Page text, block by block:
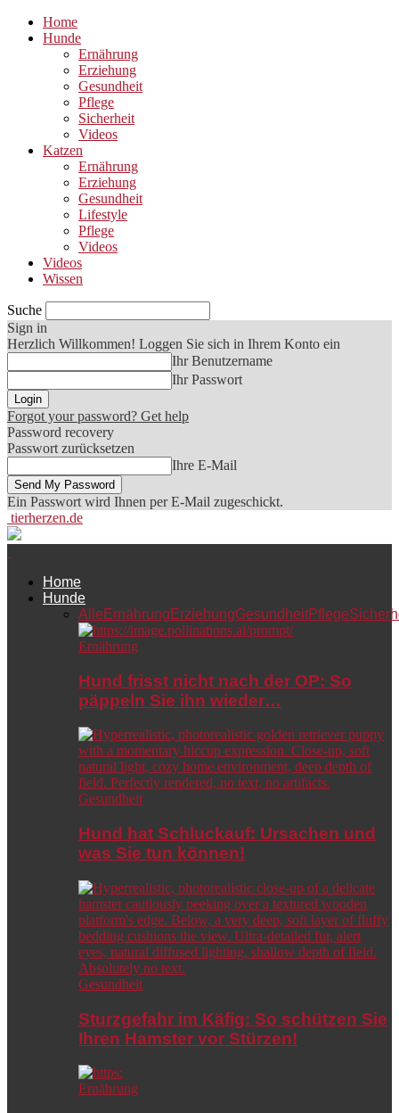
Home
Hunde
Ernährung
Erziehung
Gesundheit
Pflege
Sicherheit
Videos
Katzen
Ernährung
Erziehung
Gesundheit
Lifestyle
Pflege
Videos
Videos
Wissen
Suche
Sign in
Herzlich Willkommen! Loggen Sie sich in Ihrem Konto ein
Ihr Benutzername
Ihr Passwort
Forgot your password? Get help
Password recovery
Passwort zurücksetzen
Ihre E-Mail
Ein Passwort wird Ihnen per E-Mail zugeschickt.
tierherzen.de
Home
Hunde
Alle Ernährung ErziehungGesundheitPflege
Ernährung
Hund frisst nicht nach der OP: So
päppeln Sie ihn wieder…
Gesundheit
Hund hat Schluckauf: Ursachen und
was Sie tun können!
Gesundheit
Sturzgefahr im Käfig: So schützen Sie
Ihren Hamster vor Stürzen!
Ernährung